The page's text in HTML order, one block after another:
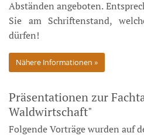
Abständen angeboten.
Sie am Schriftenstand,
dürfen!
Nähere Informationen
Präsentationen zur
Waldwirtschaft"
Folgende Vorträge wurden auf